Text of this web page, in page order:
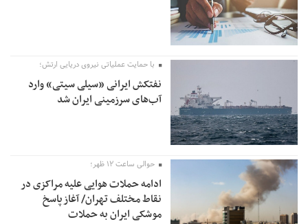
با حمایت عملیاتی نیروی دریایی ارتش؛
نفتکش ایرانی «سیلی سیتی» وارد
آب‌های سرزمینی ایران شد
حوالی ساعت ۱۲ ظهر؛
ادامه حملات هوایی علیه مراکزی در
نقاط مختلف تهران/ آغاز پاسخ
موشکی ایران به حملات